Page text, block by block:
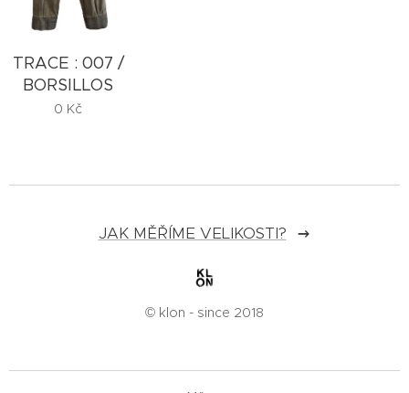
TRACE : 007 /
BORSILLOS
0 Kč
JAK MĚŘÍME VELIKOSTI?
© klon - since 2018